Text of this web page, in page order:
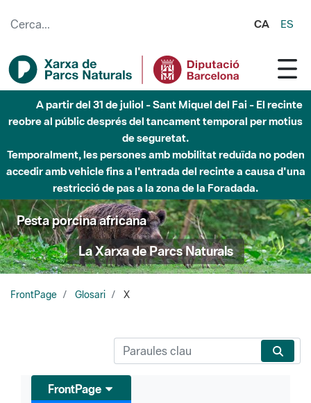
CA ES
A partir del 31 de juliol - Sant Miquel del Fai - El recinte
reobre al públic després del tancament temporal per motius
de seguretat.
Temporalment, les persones amb mobilitat reduïda no poden
accedir amb vehicle fins a l'entrada del recinte a causa d'una
restricció de pas a la zona de la Foradada.
Pesta porcina africana
La Xarxa de Parcs Naturals
FrontPage Glosari X
FrontPage